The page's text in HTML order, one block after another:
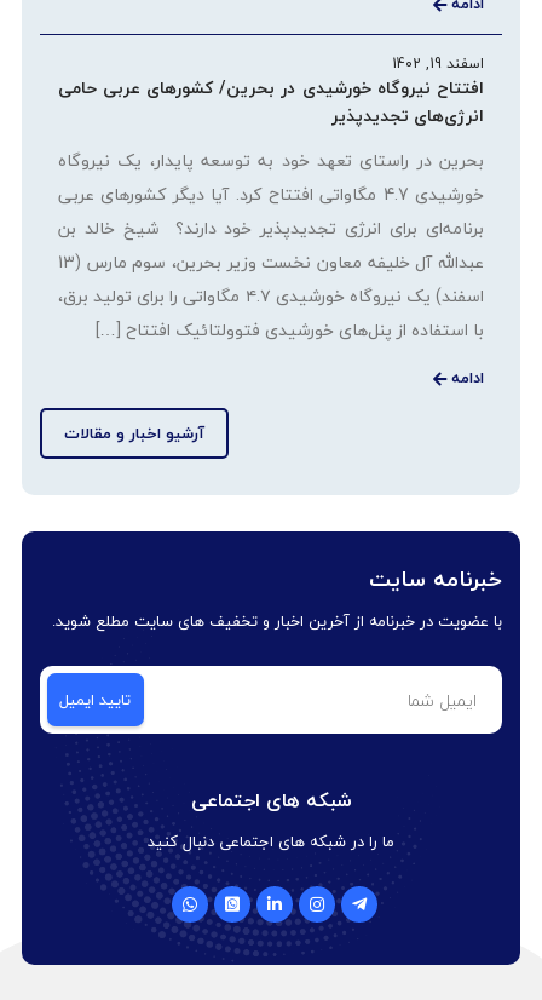
اسفند 19, 1402
افتتاح نیروگاه خورشیدی در بحرین/ کشورهای عربی حامی
انرژی‌های تجدیدپذیر
بحرین در راستای تعهد خود به توسعه پایدار، یک نیروگاه
خورشیدی 4.7 مگاواتی افتتاح کرد. آیا دیگر کشورهای عربی
برنامه‌ای برای انرژی تجدیدپذیر خود دارند؟ شیخ خالد بن
عبدالله آل خلیفه معاون نخست وزیر بحرین، سوم مارس (13
اسفند) یک نیروگاه خورشیدی ۴.۷ مگاواتی را برای تولید برق،
با استفاده از پنل‌های خورشیدی فتوولتائیک افتتاح […]
ادامه
آرشیو اخبار و مقالات
خبرنامه سایت
با عضویت در خبرنامه از آخرین اخبار و تخفیف های سایت مطلع شوید.
شبکه های اجتماعی
ما را در شبکه های اجتماعی دنبال کنید